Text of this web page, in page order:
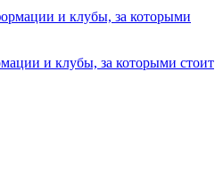
и клубы, за которыми стоит